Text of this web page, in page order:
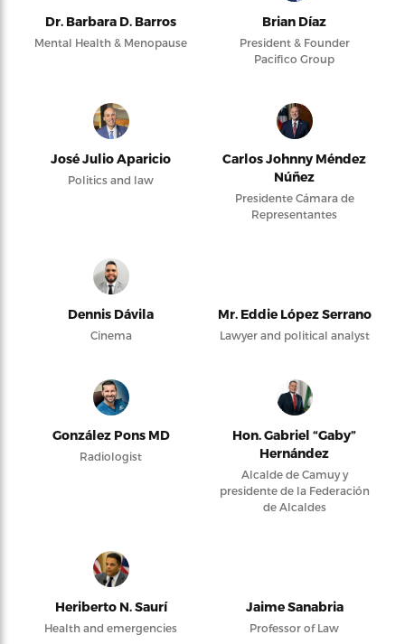
Dr. Barbara D. Barros
Mental Health & Menopause
Brian Díaz
President & Founder
Pacifico Group
José Julio Aparicio
Politics and law
Carlos Johnny Méndez
Núñez
Presidente Cámara de
Representantes
Dennis Dávila
Cinema
Mr. Eddie López Serrano
Lawyer and political analyst
González Pons MD
Radiologist
Hon. Gabriel “Gaby”
Hernández
Alcalde de Camuy y
presidente de la Federación
de Alcaldes
Heriberto N. Saurí
Health and emergencies
Jaime Sanabria
Professor of Law